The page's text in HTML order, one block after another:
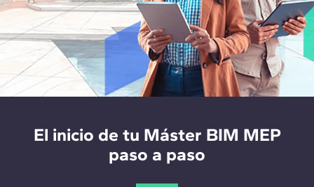
Su participación es clave para entender el ciclo de
vida completo de un proyecto de instalaciones MEP
100% real, teniendo en cuenta a los propios
fabricantes y su experiencia en el día a día.
En todos estos casos se enfrenta el diseño, cálculo y
modelado de instalaciones en BIM, generando
planos MEP, modelos y documentación listos para su
uso profesional.
El inicio de tu Máster BIM MEP
paso a paso